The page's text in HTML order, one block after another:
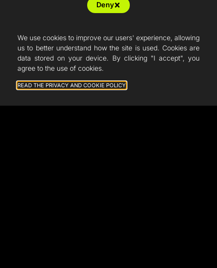
We use cookies to improve our users' experience, allowing
us to better understand how the site is used. Cookies are
data stored on your device. By clicking "I accept", you
agree to the use of cookies.
READ THE PRIVACY AND COOKIE POLICY
Deny